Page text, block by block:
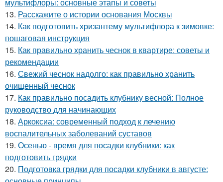
мультифлоры: основные этапы и советы
13. Расскажите о истории основания Москвы
14. Как подготовить хризантему мультифлора к зимовке:
пошаговая инструкция
15. Как правильно хранить чеснок в квартире: советы и
рекомендации
16. Свежий чеснок надолго: как правильно хранить
очищенный чеснок
17. Как правильно посадить клубнику весной: Полное
руководство для начинающих
18. Аркоксиа: современный подход к лечению
воспалительных заболеваний суставов
19. Осенью - время для посадки клубники: как
подготовить грядки
20. Подготовка грядки для посадки клубники в августе: